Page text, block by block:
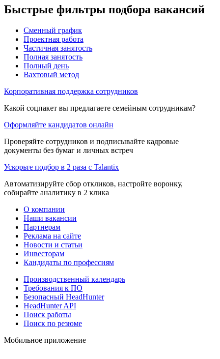
Быстрые фильтры подбора вакансий
Сменный график
Проектная работа
Частичная занятость
Полная занятость
Полный день
Вахтовый метод
Корпоративная поддержка сотрудников
Какой соцпакет вы предлагаете семейным сотрудникам?
Оформляйте кандидатов онлайн
Проверяйте сотрудников и подписывайте кадровые
документы без бумаг и личных встреч
Ускорьте подбор в 2 раза с Talantix
Автоматизируйте сбор откликов, настройте воронку,
собирайте аналитику в 2 клика
О компании
Наши вакансии
Партнерам
Реклама на сайте
Новости и статьи
Инвесторам
Кандидаты по профессиям
Производственный календарь
Требования к ПО
Безопасный HeadHunter
HeadHunter API
Поиск работы
Поиск по резюме
Мобильное приложение